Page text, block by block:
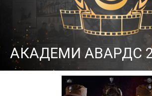
АКАДЕМИ АВАРДС